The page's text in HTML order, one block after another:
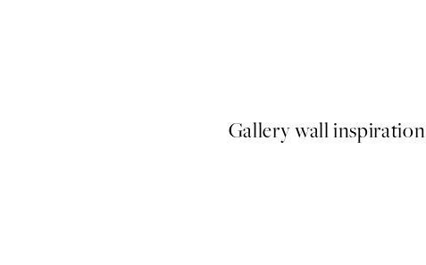
Gallery wall inspiration